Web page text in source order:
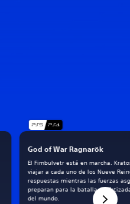
God of War Ragnarök
El Fimbulvetr está en marcha.
viajar a cada uno de los Nueve
respuestas mientras las fuerzas
preparan para la batalla
del mundo.